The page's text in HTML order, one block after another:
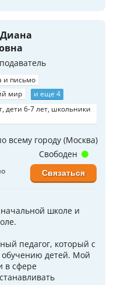
и письмо
мир
и еще 4
дети 6-7 лет, школьники
всему городу (Москва)
школе и
педагог, который с
детей. Мой
в сфере
Свободен
Связаться